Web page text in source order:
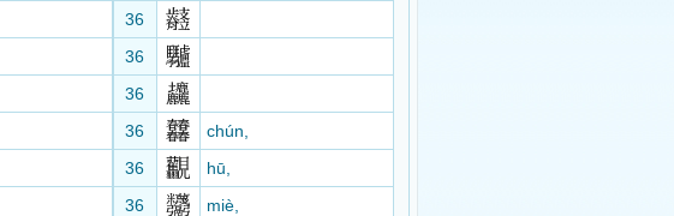
36
36
36
36
chún,
36
hū,
36
miè,